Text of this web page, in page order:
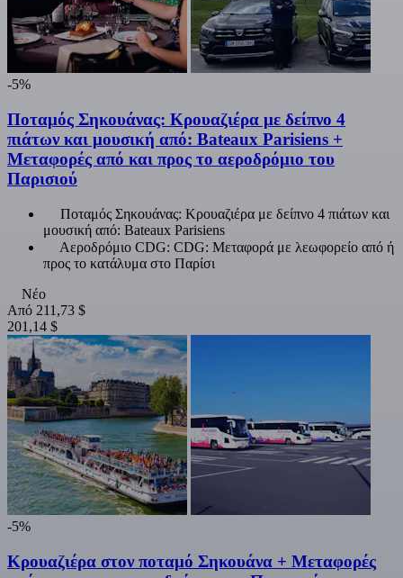
-5%
Ποταμός Σηκουάνας: Κρουαζιέρα με δείπνο 4
πιάτων και μουσική από: Bateaux Parisiens +
Μεταφορές από και προς το αεροδρόμιο του
Παρισιού
Ποταμός Σηκουάνας: Κρουαζιέρα με δείπνο 4 πιάτων και
μουσική από: Bateaux Parisiens
Αεροδρόμιο CDG: CDG: Μεταφορά με λεωφορείο από ή
προς το κατάλυμα στο Παρίσι
Νέο
Από 211,73 $
201,14 $
-5%
Κρουαζιέρα στον ποταμό Σηκουάνα + Μεταφορές